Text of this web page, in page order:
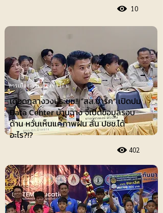
10
เดือดกลางวงประชุม!! “สส.ปาร์ค” เปิดปม
Data Center บ้านฉาง จี้เปิดข้อมูลรอบ
ด้าน หวั่นเห็นแค่ภาพฝัน ลั่น ปชช.ได้
อะไร?!?
402
การเมือง-การเมืองท้องถิ่น